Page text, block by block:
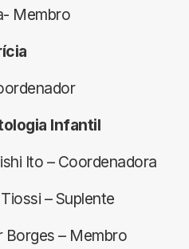
Membro
Infantil
Ito – Coordenadora
– Suplente
Borges – Membro